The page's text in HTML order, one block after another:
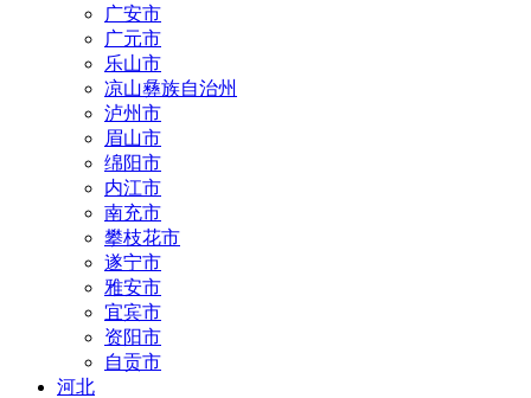
广安市
广元市
乐山市
凉山彝族自治州
泸州市
眉山市
绵阳市
内江市
南充市
攀枝花市
遂宁市
雅安市
宜宾市
资阳市
自贡市
河北